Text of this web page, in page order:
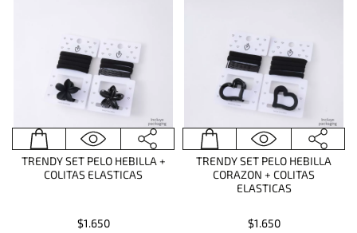
TRENDY SET PELO HEBILLA +
COLITAS ELASTICAS
$1.650
TRENDY SET PELO HEBILLA
CORAZON + COLITAS
ELASTICAS
$1.650